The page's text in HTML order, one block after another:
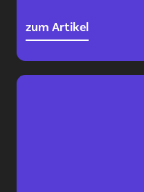
zum Artikel